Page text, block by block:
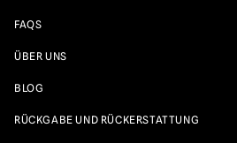
FAQS
ÜBER UNS
BLOG
RÜCKGABE UND RÜCKERSTATTUNG